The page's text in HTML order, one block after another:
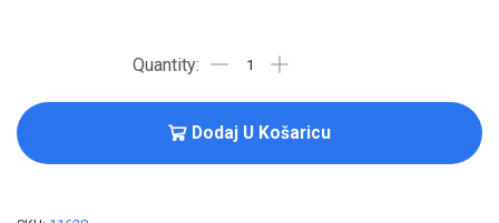
Dodaj U Košaricu